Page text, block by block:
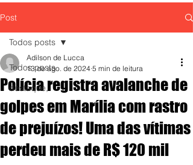
Post
Todos posts
destaque,
Todos posts
Polícia registra avalanche de
golpes em Marília com rastro
de prejuízos! Uma das vítimas
perdeu mais de R$ 120 mil
Adilson de Lucca
13 de ago. de 2024 5 min de leitura